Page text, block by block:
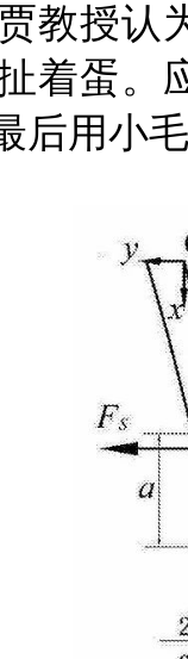
教授认
着蛋。
后用小